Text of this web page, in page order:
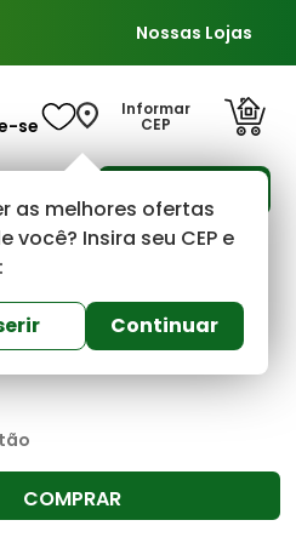
Nossas Lojas
se
Informar
CEP
as melhores ofertas
você? Insira seu CEP e
Continuar
brasil 0 (0)
COMPRAR